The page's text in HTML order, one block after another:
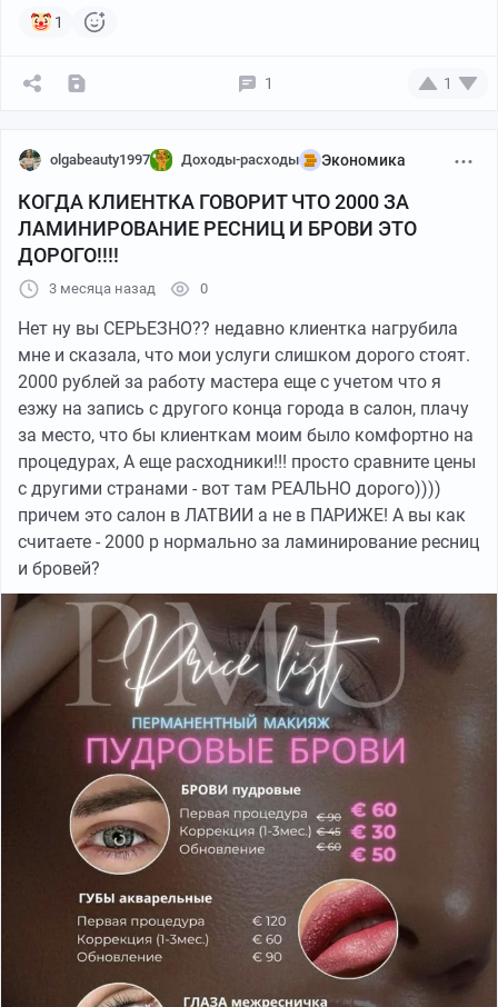
проговорить потому что у меня в голове каша и я хочу
Вот прям хочу. Давно хочу если честно но все время
находилась какая-то причина почему не сейчас. То
ребенок маленький, то не до того, то ладно потерплю
еще немного. Но сейчас я смотрю на то как я работаю
и понимаю что надо что-то менять потому что так
дальше не очень.
Сейчас я снимаю место в бьюти-коворкинге. Это
такой формат когда ты как бы сама по себе -
снимаешь кресло, клиентов ищешь сама, рекламу
даешь сама, расходники покупаешь сама,
администратора нет, потока нет, все сама сама сама.
В теории это называется РАБОТАЕШЬ НА СЕБЯ И
СВОБОДНА. На практике это называется ты один
человек который делает работу пятерых и еще между
делом брови рисует
1
1 1
olgabeauty1997 Доходы-расходы Экономика
КОГДА КЛИЕНТКА ГОВОРИТ ЧТО 2000 ЗА
ЛАМИНИРОВАНИЕ РЕСНИЦ И БРОВИ ЭТО
ДОРОГО!!!!
3 месяца назад 0
Нет ну вы СЕРЬЕЗНО?? недавно клиентка нагрубила
мне и сказала, что мои услуги слишком дорого стоят.
2000 рублей за работу мастера еще с учетом что я
езжу на запись с другого конца города в салон, плачу
за место, что бы клиенткам моим было комфортно на
процедурах, А еще расходники!!! просто сравните цены
с другими странами - вот там РЕАЛЬНО дорого))))
причем это салон в ЛАТВИИ а не в ПАРИЖЕ! А вы как
считаете - 2000 р нормально за ламинирование ресниц
и бровей?